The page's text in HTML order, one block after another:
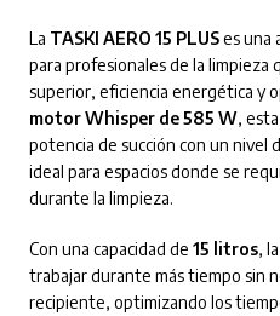
La TASKI AERO 15 PLUSes una
para profesionales de la limpieza
superior, eficiencia energética y
motor Whisper de 585 W,
potencia de succión con un nivel
ideal para espacios donde se
durante la limpieza.
Con una capacidad de 15 litros,
trabajar durante más tiempo sin
recipiente, optimizando los